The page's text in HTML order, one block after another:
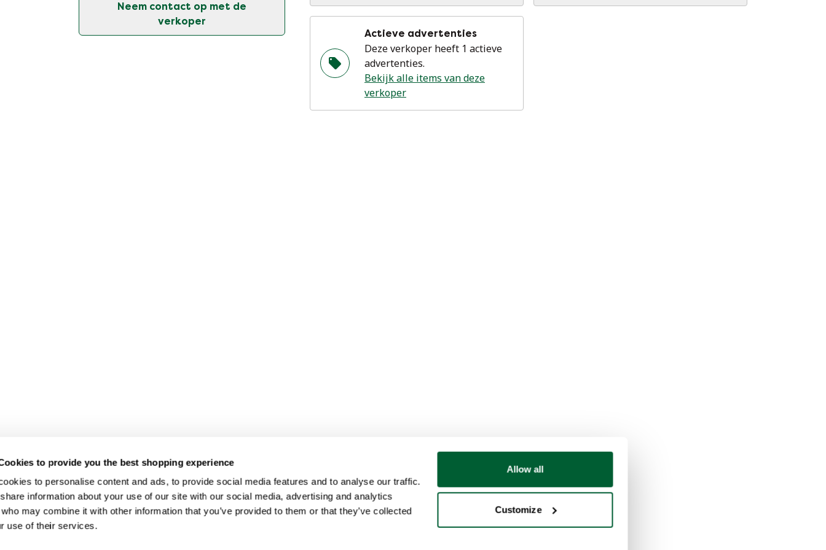
to provide you the best shopping experience
to personalise content and ads, to provide social media features and to analyse our traffic.
information about your use of our site with our social media, advertising and analytics
may combine it with other information that you’ve provided to them or that they’ve collected
use of their services.
Allow all
Customize
Neem contact op met de
verkoper
Actieve advertenties
Deze verkoper heeft 1 actieve
advertenties.
Bekijk alle items van deze
verkoper